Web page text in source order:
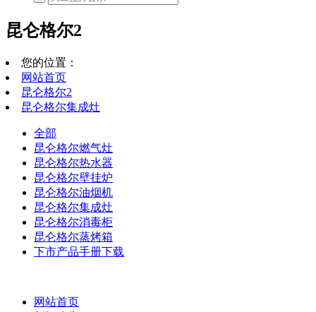
昆仑格尔2
您的位置：
网站首页
昆仑格尔2
昆仑格尔集成灶
全部
昆仑格尔燃气灶
昆仑格尔热水器
昆仑格尔壁挂炉
昆仑格尔油烟机
昆仑格尔集成灶
昆仑格尔消毒柜
昆仑格尔蒸烤箱
下市产品手册下载
网站首页